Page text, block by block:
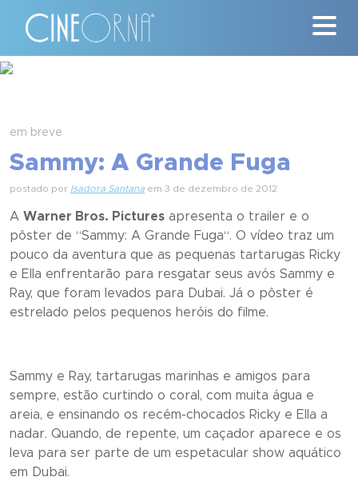
#ClássicosCineOrna
Nossa História
Contato
em breve
Sammy: A Grande Fuga
postado por Isadora Santana em 3 de dezembro de 2012
A Warner Bros. Pictures apresenta o trailer e o
pôster de “Sammy: A Grande Fuga“. O vídeo traz um
pouco da aventura que as pequenas tartarugas Ricky
e Ella enfrentarão para resgatar seus avós Sammy e
Ray, que foram levados para Dubai. Já o pôster é
estrelado pelos pequenos heróis do filme.
Sammy e Ray, tartarugas marinhas e amigos para
sempre, estão curtindo o coral, com muita água e
areia, e ensinando os recém-chocados Ricky e Ella a
nadar. Quando, de repente, um caçador aparece e os
leva para ser parte de um espetacular show aquático
em Dubai.